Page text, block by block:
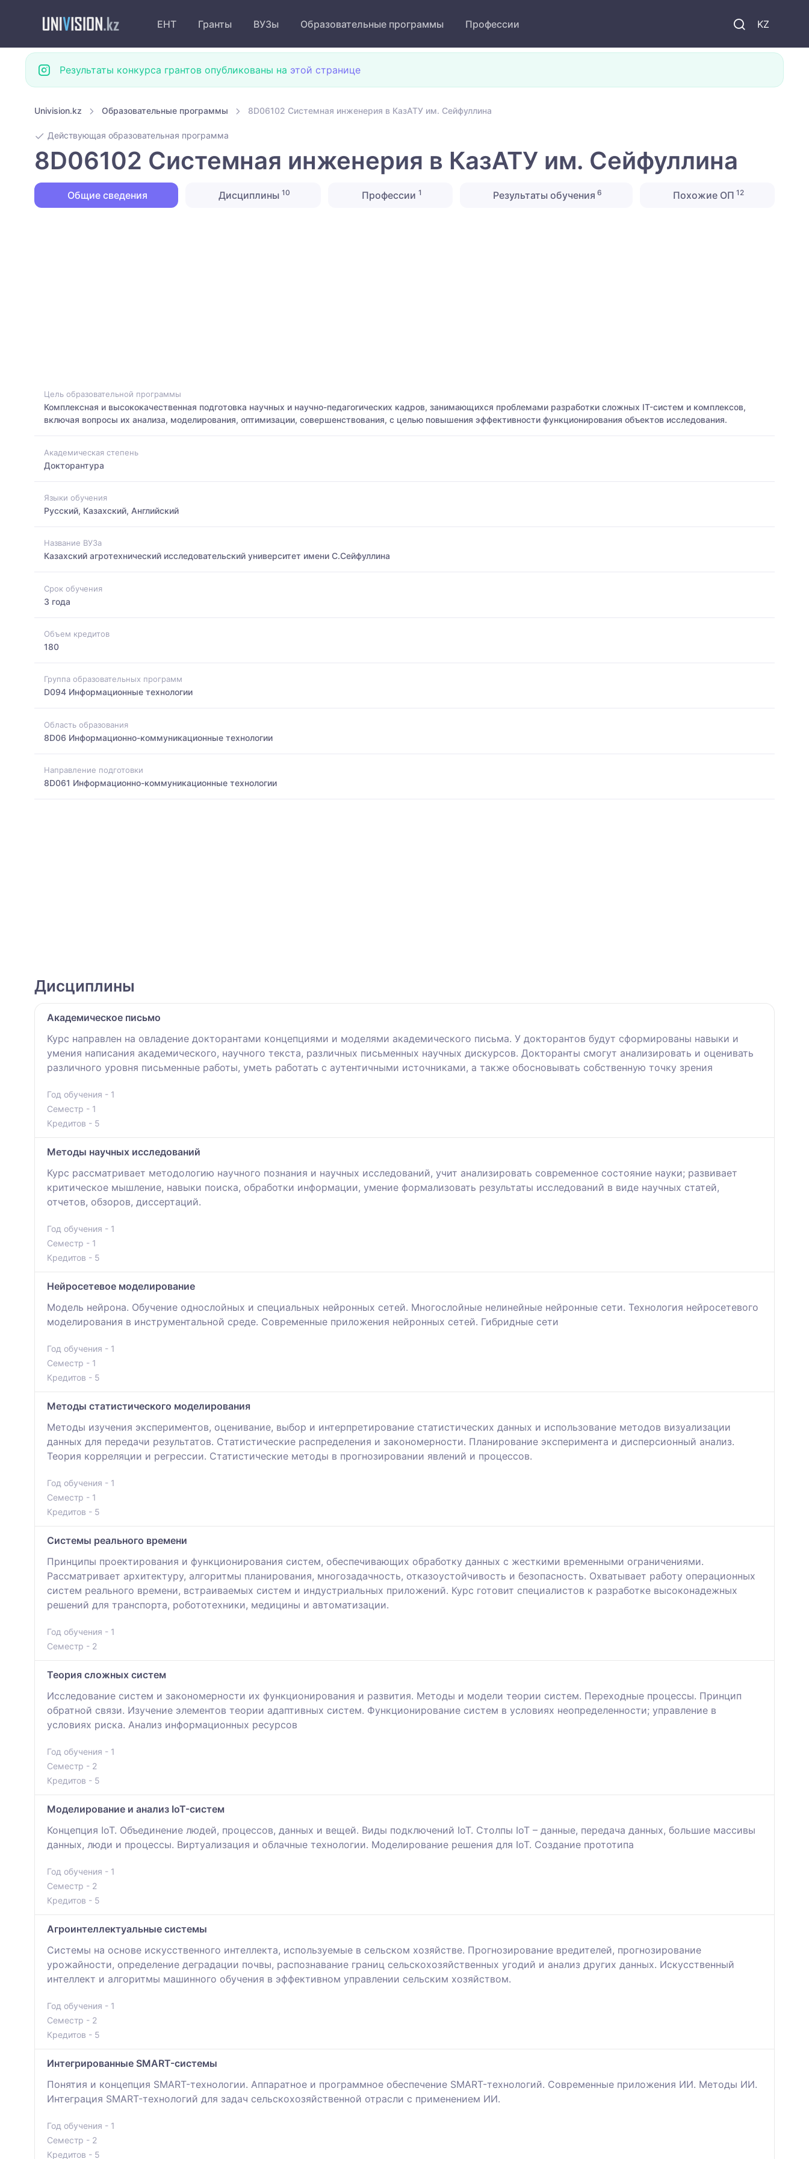
KZ
ЕНТ Гранты ВУЗы Образовательные программы Профессии
Результаты конкурса грантов опубликованы на этой странице
Univision.kz Образовательные программы 8D06102 Системная инженерия в КазАТУ им. Сейфуллина
Действующая образовательная программа
8D06102 Системная инженерия в КазАТУ им. Сейфуллина
Общие сведения Дисциплины10 Профессии 1 Результаты обучения 6 Похожие ОП 12
Цель образовательной программы
Комплексная и высококачественная подготовка научных и научно-педагогических кадров, занимающихся проблемами разработки сложных IT-систем и комплексов,
включая вопросы их анализа, моделирования, оптимизации, совершенствования, с целью повышения эффективности функционирования объектов исследования.
Академическая степень
Докторантура
Языки обучения
Русский, Казахский, Английский
Название ВУЗа
Казахский агротехнический исследовательский университет имени С.Сейфуллина
Срок обучения
3 года
Объем кредитов
180
Группа образовательных программ
D094 Информационные технологии
Область образования
8D06 Информационно-коммуникационные технологии
Направление подготовки
8D061 Информационно-коммуникационные технологии
Дисциплины
Академическое письмо
Курс направлен на овладение докторантами концепциями и моделями академического письма. У докторантов будут сформированы навыки и
умения написания академического, научного текста, различных письменных научных дискурсов. Докторанты смогут анализировать и оценивать
различного уровня письменные работы, уметь работать с аутентичными источниками, а также обосновывать собственную точку зрения
Год обучения - 1
Семестр - 1
Кредитов - 5
Методы научных исследований
Курс рассматривает методологию научного познания и научных исследований, учит анализировать современное состояние науки; развивает
критическое мышление, навыки поиска, обработки информации, умение формализовать результаты исследований в виде научных статей,
отчетов, обзоров, диссертаций.
Год обучения - 1
Семестр - 1
Кредитов - 5
Нейросетевое моделирование
Модель нейрона. Обучение однослойных и специальных нейронных сетей. Многослойные нелинейные нейронные сети. Технология нейросетевого
моделирования в инструментальной среде. Современные приложения нейронных сетей. Гибридные сети
Год обучения - 1
Семестр - 1
Кредитов - 5
Методы статистического моделирования
Методы изучения экспериментов, оценивание, выбор и интерпретирование статистических данных и использование методов визуализации
данных для передачи результатов. Статистические распределения и закономерности. Планирование эксперимента и дисперсионный анализ.
Теория корреляции и регрессии. Статистические методы в прогнозировании явлений и процессов.
Год обучения - 1
Семестр - 1
Кредитов - 5
Системы реального времени
Принципы проектирования и функционирования систем, обеспечивающих обработку данных с жесткими временными ограничениями.
Рассматривает архитектуру, алгоритмы планирования, многозадачность, отказоустойчивость и безопасность. Охватывает работу операционных
систем реального времени, встраиваемых систем и индустриальных приложений. Курс готовит специалистов к разработке высоконадежных
решений для транспорта, робототехники, медицины и автоматизации.
Год обучения - 1
Семестр - 2
Теория сложных систем
Исследование систем и закономерности их функционирования и развития. Методы и модели теории систем. Переходные процессы. Принцип
обратной связи. Изучение элементов теории адаптивных систем. Функционирование систем в условиях неопределенности; управление в
условиях риска. Анализ информационных ресурсов
Год обучения - 1
Семестр - 2
Кредитов - 5
Моделирование и анализ IoT-систем
Концепция IoT. Объединение людей, процессов, данных и вещей. Виды подключений IoT. Столпы IoT – данные, передача данных, большие массивы
данных, люди и процессы. Виртуализация и облачные технологии. Моделирование решения для IoT. Создание прототипа
Год обучения - 1
Семестр - 2
Кредитов - 5
Агроинтеллектуальные системы
Системы на основе искусственного интеллекта, используемые в сельском хозяйстве. Прогнозирование вредителей, прогнозирование
урожайности, определение деградации почвы, распознавание границ сельскохозяйственных угодий и анализ других данных. Искусственный
интеллект и алгоритмы машинного обучения в эффективном управлении сельским хозяйством.
Год обучения - 1
Семестр - 2
Кредитов - 5
Интегрированные SMART-системы
Понятия и концепция SMART-технологии. Аппаратное и программное обеспечение SMART-технологий. Современные приложения ИИ. Методы ИИ.
Интеграция SMART-технологий для задач сельскохозяйственной отрасли с применением ИИ.
Год обучения - 1
Семестр - 2
Кредитов - 5